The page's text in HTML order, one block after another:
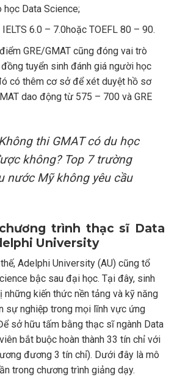
học Data Science;
6.0 – 7.0hoặc TOEFL 80 – 90.
GRE/GMAT cũng đóng vai trò
tuyển sinh đánh giá người học
có thêm cơ sở để xét duyệt hồ sơ
dao động từ 575 – 700 và GRE
thi GMAT có du học
không? Top 7 trường
nước Mỹ không yêu cầu
hương trình thạc sĩ Data
University
Adelphi University (AU) cũng tổ
bậc sau đại học. Tại đây, sinh
kiến thức nền tảng và kỹ năng
sự nghiệp trong mọi lĩnh vực ứng
sở hữu tấm bằng thạc sĩ ngành Data
bắt buộc hoàn thành 33 tín chỉ với
đương 3 tín chỉ). Dưới đây là mô
trong chương trình giảng dạy.